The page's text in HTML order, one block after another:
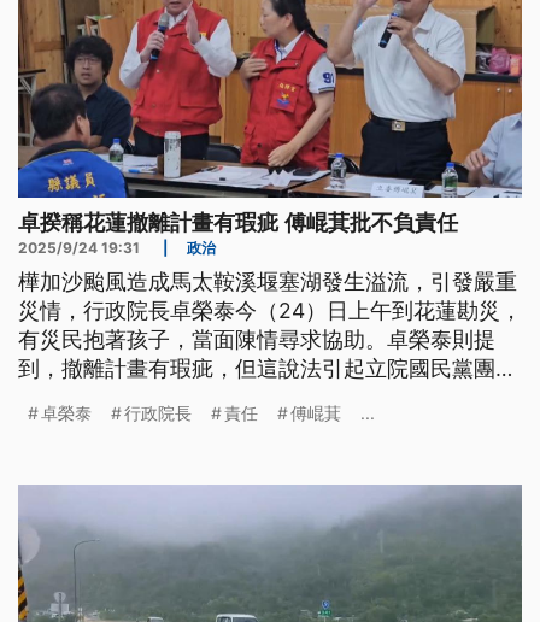
卓揆稱花蓮撤離計畫有瑕疵 傅崐萁批不負責任
2025/9/24 19:31 政治
樺加沙颱風造成馬太鞍溪堰塞湖發生溢流，引發嚴重
災情，行政院長卓榮泰今（24）日上午到花蓮勘災，
有災民抱著孩子，當面陳情尋求協助。卓榮泰則提
到，撤離計畫有瑕疵，但這說法引起立院國民黨團總
式，認為中央規避責任，雙方爆發口角，一路延燒到
卓榮泰 行政院長 責任 傅崐萁 ...